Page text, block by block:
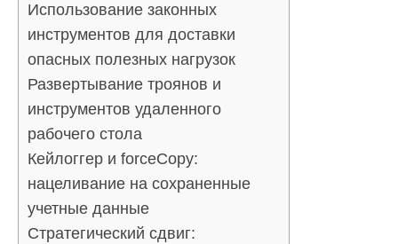
Использование законных
инструментов для доставки
опасных полезных нагрузок
Развертывание троянов и
инструментов удаленного
рабочего стола
Кейлоггер и forceCopy:
нацеливание на сохраненные
учетные данные
Стратегический сдвиг: